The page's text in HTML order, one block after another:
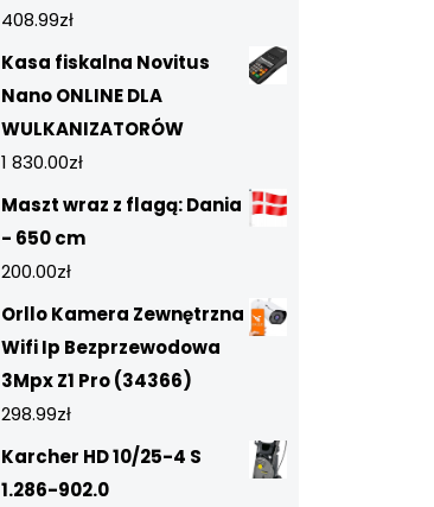
408.99zł
Kasa fiskalna Novitus
Nano ONLINE DLA
WULKANIZATORÓW
1 830.00zł
Maszt wraz z flagą: Dania
- 650 cm
200.00zł
Orllo Kamera Zewnętrzna
Wifi Ip Bezprzewodowa
3Mpx Z1 Pro (34366)
298.99zł
Karcher HD 10/25-4 S
1.286-902.0